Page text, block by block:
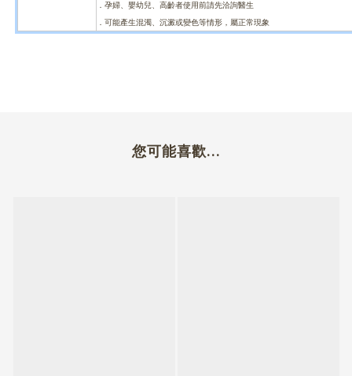
．孕婦、嬰幼兒、高齡者使用前請先洽詢醫生
．可能產生混濁、沉澱或變色等情形，屬正常現象
您可能喜歡...